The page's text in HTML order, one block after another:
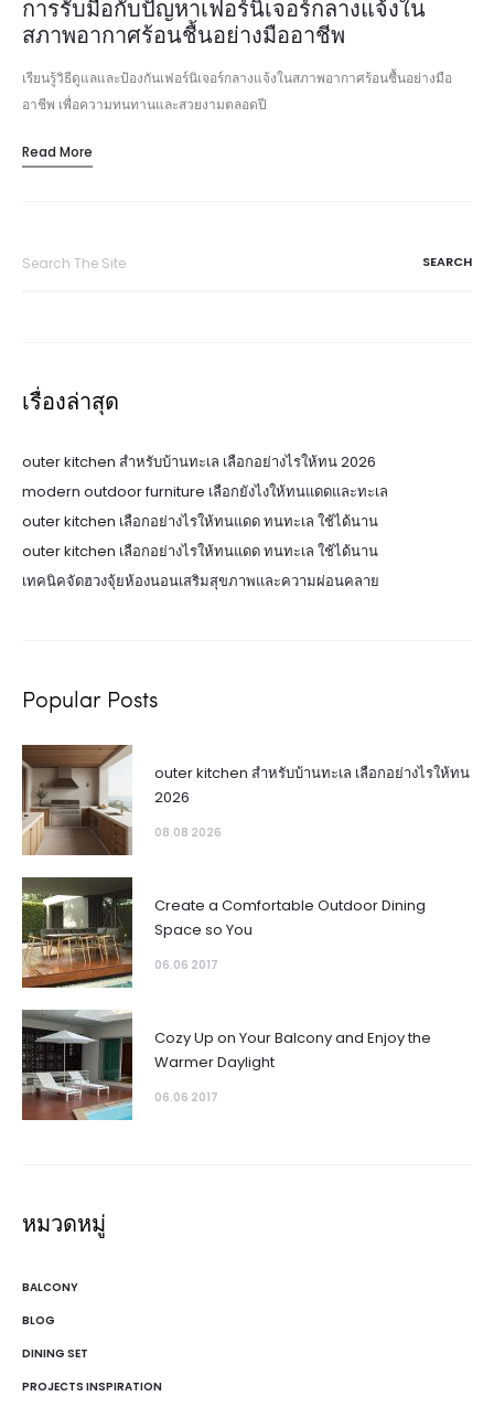
การรับมือกับปัญหาเฟอร์นิเจอร์กลางแจ้งใน
สภาพอากาศร้อนชื้นอย่างมืออาชีพ
เรียนรู้วิธีดูแลและป้องกันเฟอร์นิเจอร์กลางแจ้งในสภาพอากาศร้อนชื้นอย่างมือ
อาชีพ เพื่อความทนทานและสวยงามตลอดปี
Read More
เรื่องล่าสุด
outer kitchen สำหรับบ้านทะเล เลือกอย่างไรให้ทน 2026
modern outdoor furniture เลือกยังไงให้ทนแดดและทะเล
outer kitchen เลือกอย่างไรให้ทนแดด ทนทะเล ใช้ได้นาน
outer kitchen เลือกอย่างไรให้ทนแดด ทนทะเล ใช้ได้นาน
เทคนิคจัดฮวงจุ้ยห้องนอนเสริมสุขภาพและความผ่อนคลาย
Popular Posts
outer kitchen สำหรับบ้านทะเล เลือกอย่างไรให้ทน
2026
08.08 2026
Create a Comfortable Outdoor Dining
Space so You
06.06 2017
Cozy Up on Your Balcony and Enjoy the
Warmer Daylight
06.06 2017
หมวดหมู่
BALCONY
BLOG
DINING SET
PROJECTS INSPIRATION